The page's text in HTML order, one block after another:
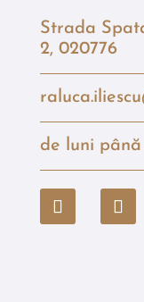
Strada
2, 020776
de luni